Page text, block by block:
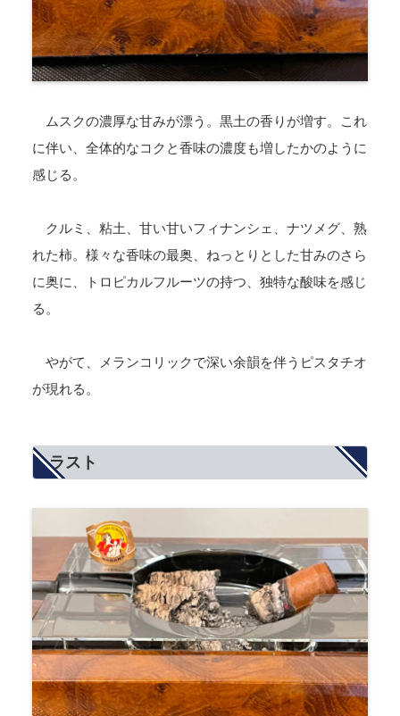
ムスクの濃厚な甘みが漂う。黒土の香りが増す。これ
に伴い、全体的なコクと香味の濃度も増したかのように
感じる。
クルミ、粘土、甘い甘いフィナンシェ、ナツメグ、熟
れた柿。様々な香味の最奥、ねっとりとした甘みのさら
に奥に、トロピカルフルーツの持つ、独特な酸味を感じ
る。
やがて、メランコリックで深い余韻を伴うピスタチオ
が現れる。
ラスト